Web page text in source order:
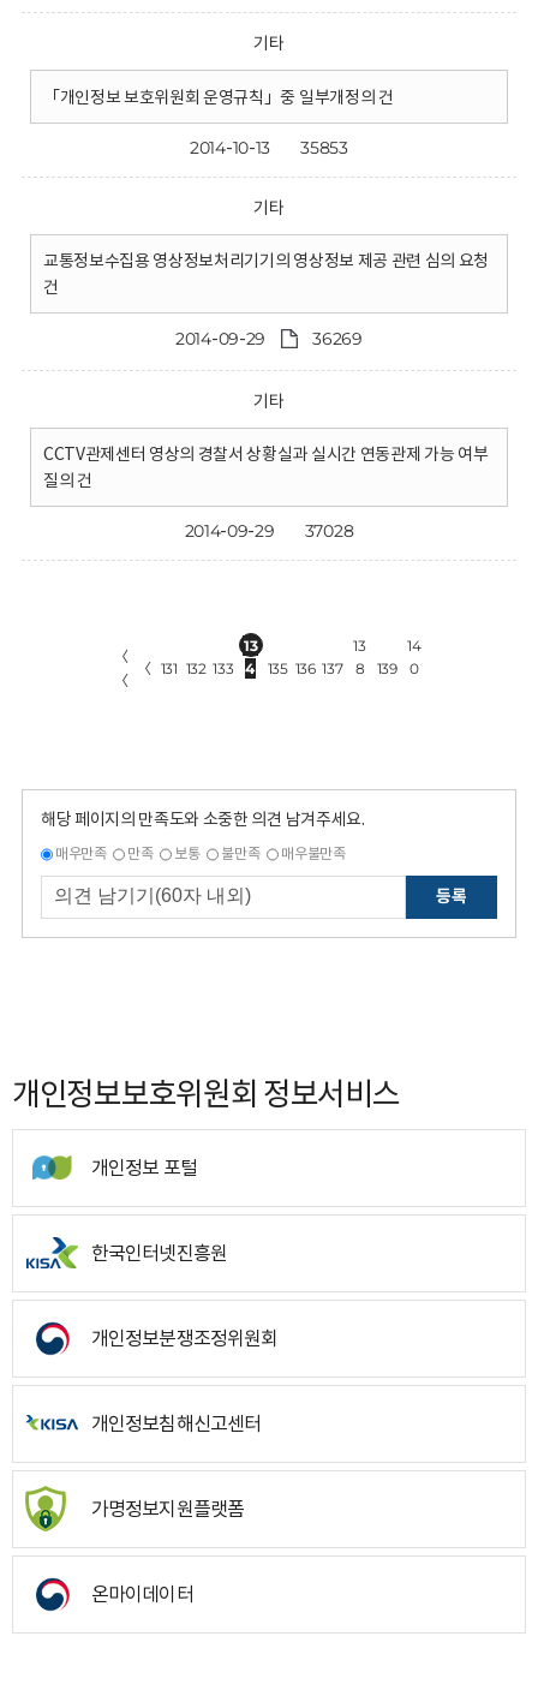
기타
「개인정보 보호위원회 운영규칙」중 일부개정의 건
2014-10-13 35853
기타
교통정보수집용 영상정보처리기기의 영상정보 제공 관련 심의 요청
건
2014-09-29 36269
기타
CCTV관제센터 영상의 경찰서 상황실과 실시간 연동관제 가능 여부
질의 건
2014-09-29 37028
〈
〈
〈 131 132 133
13
4
135 136 137
13
8
139
14
0
해당 페이지의 만족도와 소중한 의견 남겨주세요.
매우만족 만족 보통 불만족 매우불만족
등록
개인정보보호위원회 정보서비스
개인정보 포털
한국인터넷진흥원
개인정보분쟁조정위원회
개인정보침해신고센터
가명정보지원플랫폼
온마이데이터